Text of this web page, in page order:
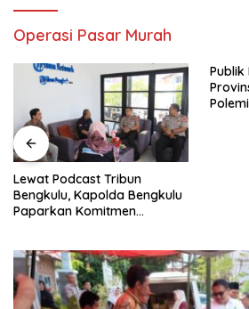
Operasi Pasar Murah
Lewat Podcast Tribun
Bengkulu, Kapolda Bengkulu
Paparkan Komitmen
Publik